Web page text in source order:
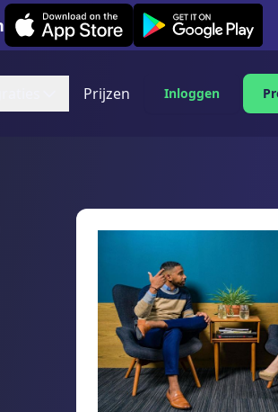
Leexi on iOS Leexi on Android
Prijzen Inloggen